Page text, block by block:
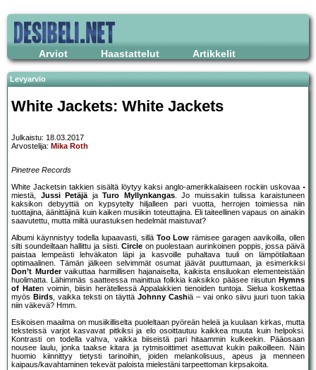
Arviot Haastattelut Artikkelit
Levyarvio
White Jackets: White Jackets
Julkaistu: 18.03.2017
Arvostelija: Mika Roth
Pinetree Records
White Jacketsin takkien sisältä löytyy kaksi anglo-amerikkalaiseen rockiin uskovaa
miestä, Jussi PetäjäjaTuro Myllynkangas. Jo muissakin tulissa karaistuneen
kaksikon debyyttiä on kypsytelty hiljalleen pari vuotta, herrojen toimiessa niin
tuottajina, äänittäjinä kuin kaiken musiikin toteuttajina. Eli taiteellinen vapaus on ainakin
saavutettu, mutta miltä uurastuksen hedelmät maistuvat?
Albumi käynnistyy todella lupaavasti, sillä Too Low rämisee garagen aavikoilla, ollen
silti soundeiltaan hallittu ja siisti.Circle on puolestaan aurinkoinen poppis, jossa päivä
paistaa lempeästi lehväkaton läpi ja kasvoille puhaltava tuuli on lämpötilaltaan
optimaalinen. Tämän jälkeen selvimmät osumat jäävät puuttumaan, ja esimerkiksi
Don’t Murdervaikuttaa harmillisen hajanaiselta, kaikista ensiluokan elementeistään
huolimatta. Lähimmäs saatteessa mainittua folkkia kaksikko pääsee riisutun Hymns
of Haten voimin, biisin herätellessä Appalakkien tienoiden tuntoja. Sielua koskettaa
myös Birds, vaikka teksti on täyttä Johnny Cashiä – vai onko siivu juuri tuon takia
niin väkevä? Hmm.
Esikoisen maailma on musiikilliselta puoleltaan pyöreän heleä ja kuulaan kirkas, mutta
teksteissä varjot kasvavat pitkiksi ja elo osoittautuu kaikkea muuta kuin helpoksi.
Kontrasti on todella vahva, vaikka biiseistä pari hitaammin kulkeekin. Pääosaan
nousee laulu, jonka taakse kitara ja rytmisoittimet asettuvat kukin paikoilleen. Näin
huomio kiinnittyy tietysti tarinoihin, joiden melankolisuus, apeus ja menneen
kaipaus/kavahtaminen tekevät paloista mielestäni tarpeettoman kirpsakoita.